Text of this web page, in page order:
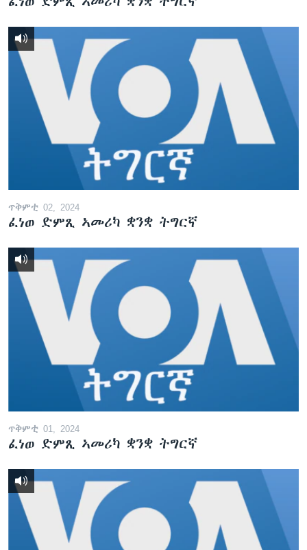
ጥቅምቲ 02, 2024
ፈነወ ድምጺ ኣመሪካ ቋንቋ ትግርኛ
ጥቅምቲ 01, 2024
ፈነወ ድምጺ ኣመሪካ ቋንቋ ትግርኛ